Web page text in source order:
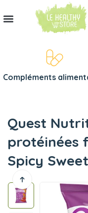
Compléments
Quest
protéinées
Spicy